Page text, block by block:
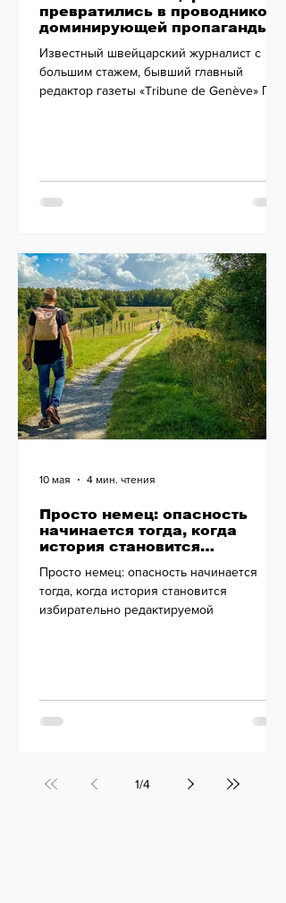
превратились в проводников
доминирующей пропаганды
Известный швейцарский журналист с
большим стажем, бывший главный
редактор газеты «Tribune de Genève» Ги
Просто немец: опасность
начинается тогда, когда
история становится
Просто немец: опасность начинается
тогда, когда история становится
избирательно редактируемой
10 мая 4 мин. чтения
1/4